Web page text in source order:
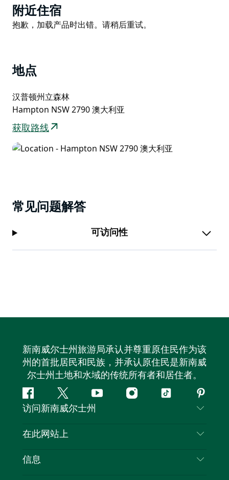
的收获进行质量控制。
您可以与战利品拍照和自拍。在森林里烧烤品尝用大蒜油
物品带回家！
Product
List
附近住宿
Product
抱歉，加载产品时出错。请稍后重试。
地点
汉普顿州立森林
Hampton NSW 2790 澳大利亚
获取路线
常见问题解答
可访问性
新南威尔士州旅游局承认并尊重原住民作为该
州的首批居民和民族，并承认原住民是新南威
尔士州土地和水域的传统所有者和居住者。
Facebook叽
叽
喳
YouTubeInstagram
抖
访问新南威尔士州
联系我们
隐私
在此网站上
目的地
信息